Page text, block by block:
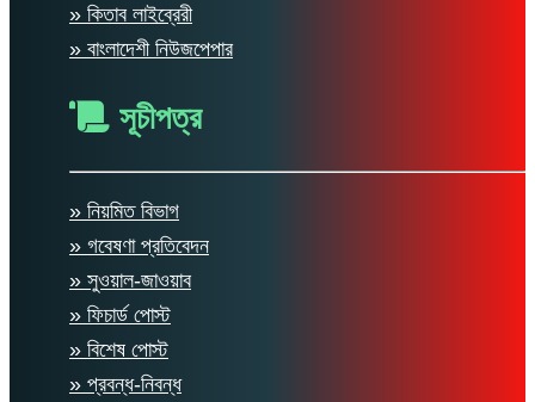
» কিতাব লাইব্রেরী
» বাংলাদেশী নিউজপেপার
সূচীপত্র
» নিয়মিত বিভাগ
» গবেষণা প্রতিবেদন
» সুওয়াল-জাওয়াব
» ফিচার্ড পোস্ট
» বিশেষ পোস্ট
» প্রবন্ধ-নিবন্ধ